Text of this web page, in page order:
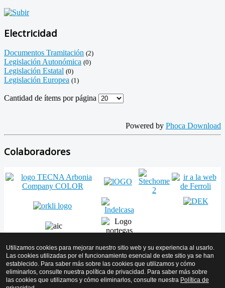
Electricidad
Documentos Tramitación (2)
Legislación Autonómica (0)
Legislación Estatal (0)
Legislación Europea (1)
Cantidad de ítems por página
Powered by Phoca Download
Colaboradores
Volver arriba
© 2026 AMICYF - Asociación Mantenedores de Instalaciones de
Utilizamos cookies para mejorar nuestro sitio web y su experiencia al usarlo.
Las cookies utilizadas por el funcionamiento esencial de este sitio ya se han
establecido. Para saber más sobre las cookies que utilizamos y cómo
eliminarlos, consulte nuestra política de privacidad. Para saber más sobre
las cookies que utilizamos y cómo eliminarlos, consulte nuestra Política de